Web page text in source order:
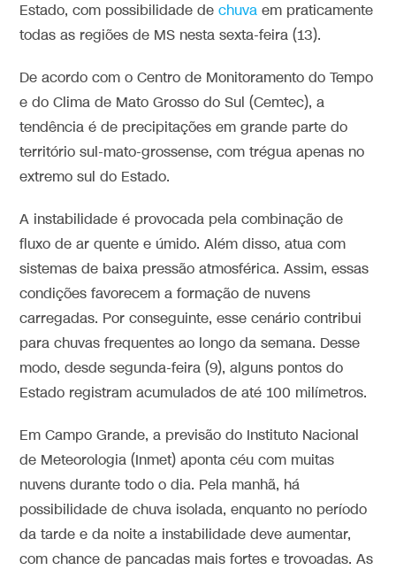
Estado, com possibilidade dechuva em praticamente
todas as regiões de MS nesta sexta-feira (13).
De acordo com o Centro de Monitoramento do Tempo
e do Clima de Mato Grosso do Sul (Cemtec), a
tendência é de precipitações em grande parte do
território sul-mato-grossense, com trégua apenas no
extremo sul do Estado.
A instabilidade é provocada pela combinação de
fluxo de ar quente e úmido. Além disso, atua com
sistemas de baixa pressão atmosférica. Assim, essas
condições favorecem a formação de nuvens
carregadas. Por conseguinte, esse cenário contribui
para chuvas frequentes ao longo da semana. Desse
modo, desde segunda-feira (9), alguns pontos do
Estado registram acumulados de até 100 milímetros.
Em Campo Grande, a previsão do Instituto Nacional
de Meteorologia (Inmet) aponta céu com muitas
nuvens durante todo o dia. Pela manhã, há
possibilidade de chuva isolada, enquanto no período
da tarde e da noite a instabilidade deve aumentar,
com chance de pancadas mais fortes e trovoadas. As